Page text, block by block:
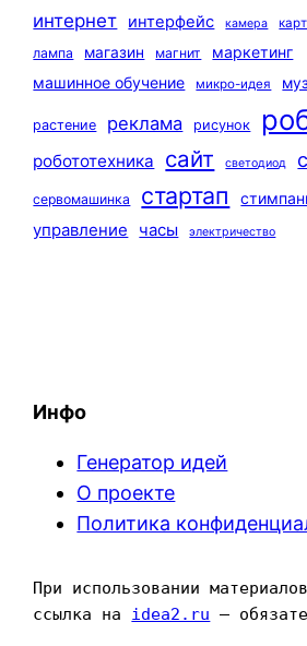
интернет интерфейс камера
лампа
магазин магнит
маркетинг
машинное обучение
микро-идея
растение реклама рисунок
робототехника сайт светодиод
сервомашинка стартап
управление часы электричество
Инфо
Генератор идей
О проекте
Политика
При использовании
ссылка на idea2.ru —